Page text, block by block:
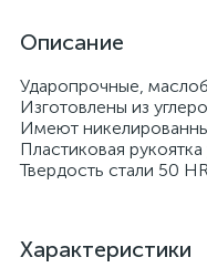
Описание
Ударопрочные,
Изготовлены из
Имеют
Пластиковая
Твердость стали 50
Характеристики